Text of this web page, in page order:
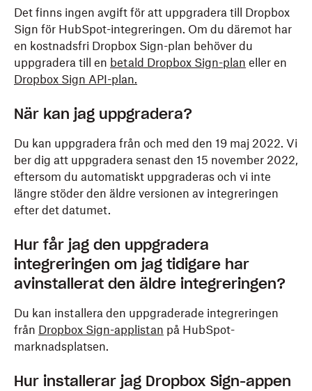
Det finns ingen avgift för att uppgradera till Dropbox
Sign för HubSpot-integreringen. Om du däremot har
en kostnadsfri Dropbox Sign-plan behöver du
uppgradera till en betald Dropbox Sign-plan eller en
Dropbox Sign API-plan.
När kan jag uppgradera?
Du kan uppgradera från och med den 19 maj 2022. Vi
ber dig att uppgradera senast den 15 november 2022,
eftersom du automatiskt uppgraderas och vi inte
längre stöder den äldre versionen av integreringen
efter det datumet.
Hur får jag den uppgradera
integreringen om jag tidigare har
avinstallerat den äldre integreringen?
Du kan installera den uppgraderade integreringen
från Dropbox Sign-applistan på HubSpot-
marknadsplatsen.
Hur installerar jag Dropbox Sign-appen